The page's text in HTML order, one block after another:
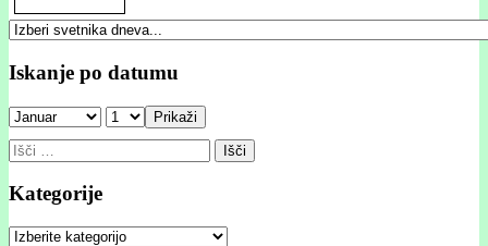
Iskanje po datumu
Prikaži
Išči:
Kategorije
Kategorije